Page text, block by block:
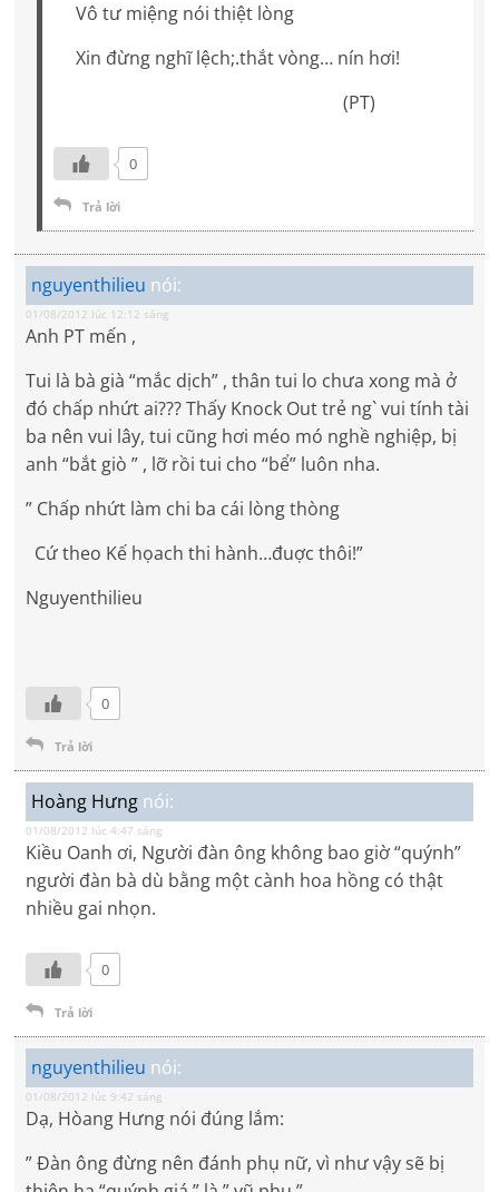
Vô tư miệng nói thiệt lòng
Xin đừng nghĩ lệch;.thắt vòng… nín hơi!
(PT)
0
Trả lời
nguyenthilieu nói:
01/08/2012 lúc 12:12 sáng
Anh PT mến ,
Tui là bà già “mắc dịch” , thân tui lo chưa xong mà ở
đó chấp nhứt ai??? Thấy Knock Out trẻ ng` vui tính tài
ba nên vui lây, tui cũng hơi méo mó nghề nghiệp, bị
anh “bắt giò ” , lỡ rồi tui cho “bể” luôn nha.
” Chấp nhứt làm chi ba cái lòng thòng
Cứ theo Kế họach thi hành…đuợc thôi!”
Nguyenthilieu
0
Trả lời
Hoàng Hưng nói:
01/08/2012 lúc 4:47 sáng
Kiều Oanh ơi, Người đàn ông không bao giờ “quýnh”
người đàn bà dù bằng một cành hoa hồng có thật
nhiều gai nhọn.
0
Trả lời
nguyenthilieu nói:
01/08/2012 lúc 9:42 sáng
Dạ, Hòang Hưng nói đúng lắm:
” Đàn ông đừng nên đánh phụ nữ, vì như vậy sẽ bị